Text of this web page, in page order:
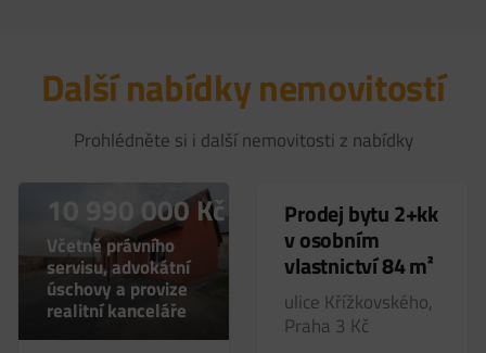
Další nabídky nemovitostí
Prohlédněte si i další nemovitosti z nabídky
10 990 000Kč
Včetně právního
servisu, advokátní
úschovy a provize
realitní kanceláře
8 990 000Kč
Prodej bytu 2+kk
v osobním
vlastnictví 84 m²
ulice Křížkovského,
Praha 3 Kč